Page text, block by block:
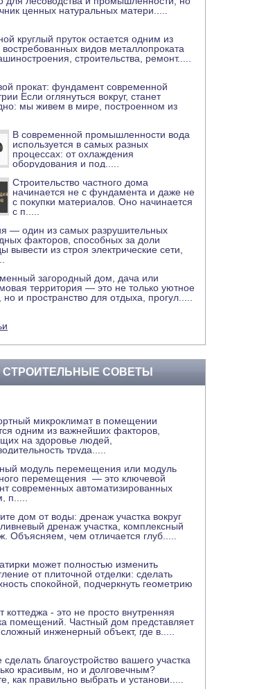
ценных натуральных матери
круглый пруток остается одним из
видов металлопроката
строительства, ремонт.....
прокат: фундамент современной
Если оглянуться вокруг, станет
мы живем в мире, построенном из
В современной промышленности вода
используется в самых разных
процессах: от охлаждения
оборудования и под
Строительство частного дома
начинается не с фундамента и даже не
с покупки материалов. Оно начинается
с п
— один из самых разрушительных
факторов, способных за доли
вывести из строя электрические сети,
загородный дом, дача или
территория — это не только уютное
но и пространство для отдыха, прогул
СТРОИТЕЛЬНЫЕ СОВЕТЫ
микроклимат в помещении
одним из важнейших факторов,
на здоровье людей,
труда
модуль перемещения или модуль
перемещения — это ключевой
современных автоматизированных
п
дом от воды: дренаж участка вокруг
дренаж участка, комплексный
Объясняем, чем отличается глуб
может полностью изменить
от плиточной отделки: сделать
спокойной, подчеркнуть геометрию
коттеджа - это не просто внутренняя
помещений. Частный дом представляет
инженерный объект, где в
сделать благоустройство вашего участка
красивым, но и долговечным?
как правильно выбрать и установи